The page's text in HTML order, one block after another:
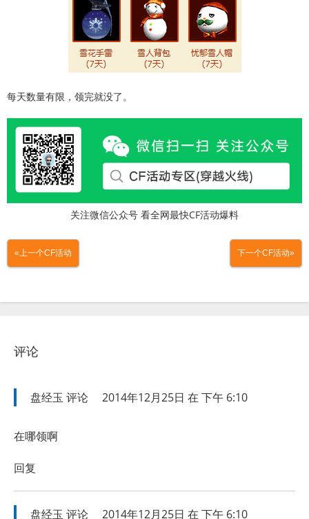
每天数量有限，领完就没了。
关注微信公众号 看全网最快CF活动爆料
«上一个CF活动 下一个CF活动»
评论
盘经玉 评论 2014年12月25日 在 下午 6:10
在哪领啊
回复
盘经玉 评论 2014年12月25日 在 下午 6:10